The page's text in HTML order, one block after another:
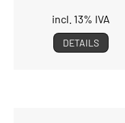
incl. 13% IVA
DETAILS